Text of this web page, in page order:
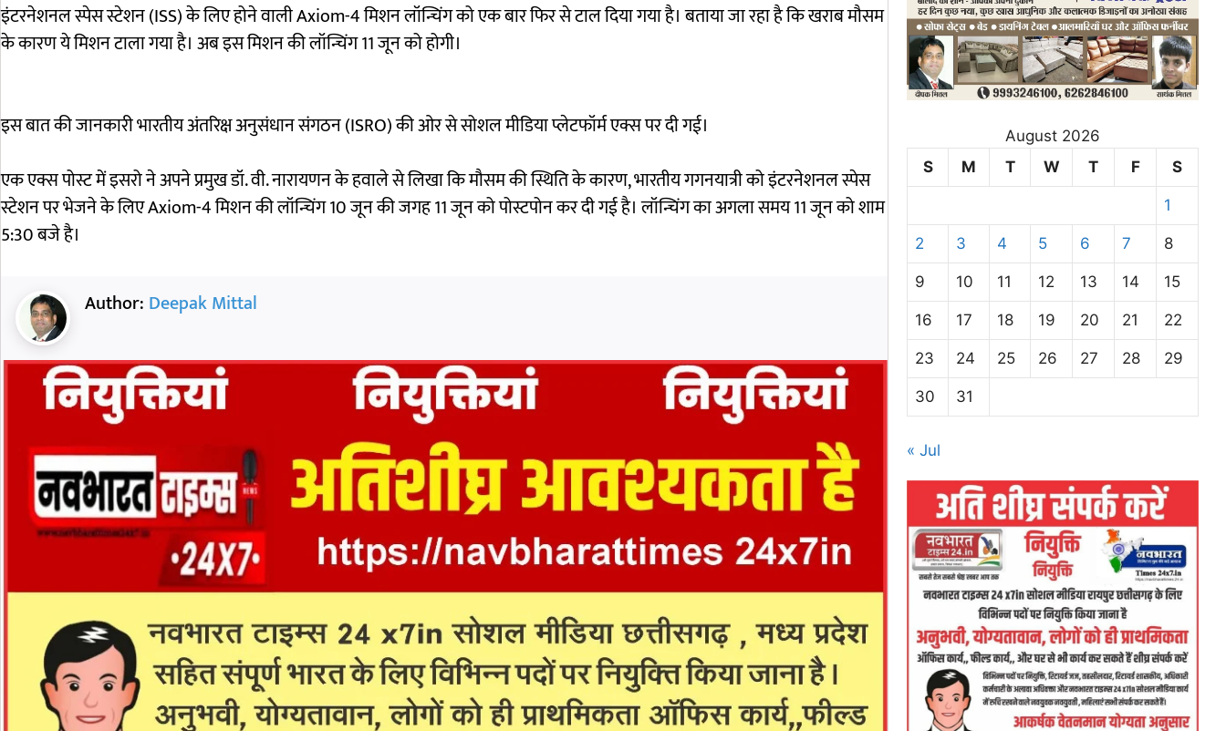
इंटरनेशनल स्पेस स्टेशन (ISS) के लिए होने वाली Axiom-4 मिशन लॉन्चिंग को एक बार फिर से टाल दिया गया है। बताया जा रहा है कि खराब मौसम
के कारण ये मिशन टाला गया है। अब इस मिशन की लॉन्चिंग 11 जून को होगी।
इस बात की जानकारी भारतीय अंतरिक्ष अनुसंधान संगठन (ISRO) की ओर से सोशल मीडिया प्लेटफॉर्म एक्स पर दी गई।
एक एक्स पोस्ट में इसरो ने अपने प्रमुख डॉ. वी. नारायणन के हवाले से लिखा कि मौसम की स्थिति के कारण, भारतीय गगनयात्री को इंटरनेशनल स्पेस
स्टेशन पर भेजने के लिए Axiom-4 मिशन की लॉन्चिंग 10 जून की जगह 11 जून को पोस्टपोन कर दी गई है। लॉन्चिंग का अगला समय 11 जून को शाम
5:30 बजे है।
Author: Deepak Mittal
August 2026
S
M T W T F S
1
2 3 4 5 6 7 8
9 10 11 12 13 14 15
16 17 18 19 20 21 22
23 24 25 26 27 28 29
30 31
« Jul